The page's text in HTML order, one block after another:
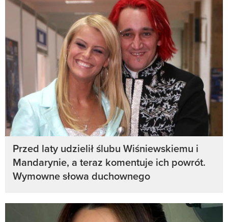
Przed laty udzielił ślubu Wiśniewskiemu i
Mandarynie, a teraz komentuje ich powrót.
Wymowne słowa duchownego